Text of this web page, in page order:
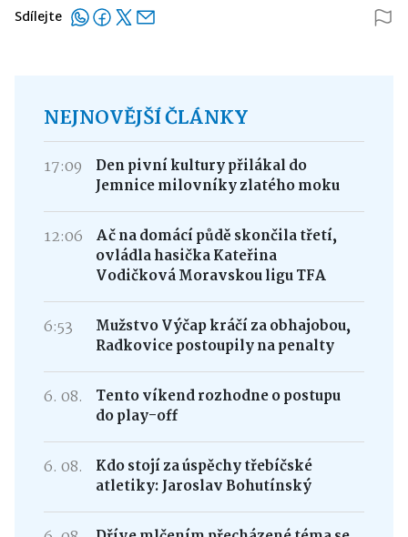
Sdílejte
NEJNOVĚJŠÍ ČLÁNKY
17:09
Den pivní kultury přilákal do
Jemnice milovníky zlatého moku
12:06
Ač na domácí půdě skončila třetí,
ovládla hasička Kateřina
Vodičková Moravskou ligu TFA
6:53
Mužstvo Výčap kráčí za obhajobou,
Radkovice postoupily na penalty
6. 08.
Tento víkend rozhodne o postupu
do play-off
6. 08.
Kdo stojí za úspěchy třebíčské
atletiky: Jaroslav Bohutínský